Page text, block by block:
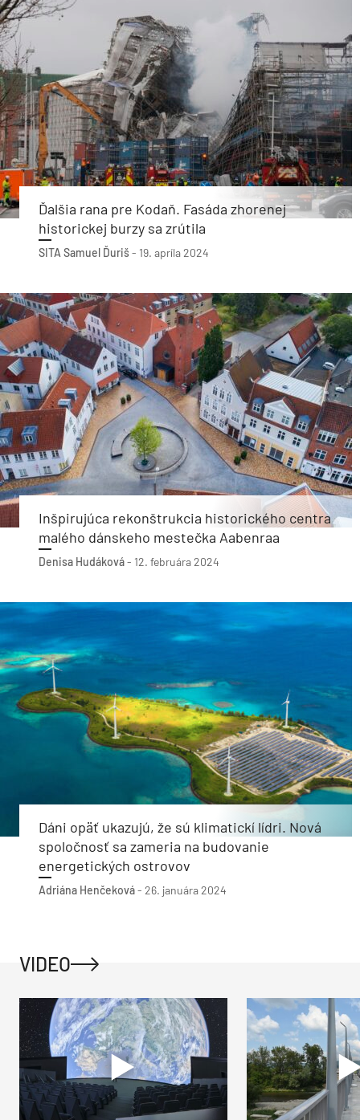
Ďalšia rana pre Kodaň. Fasáda zhorenej
historickej burzy sa zrútila
SITA Samuel Ďuriš- 19. apríla 2024
Inšpirujúca rekonštrukcia historického centra
malého dánskeho mestečka Aabenraa
Denisa Hudáková- 12. februára 2024
Dáni opäť ukazujú, že sú klimatickí lídri. Nová
spoločnosť sa zameria na budovanie
energetických ostrovov
Adriána Henčeková- 26. januára 2024
VIDEO